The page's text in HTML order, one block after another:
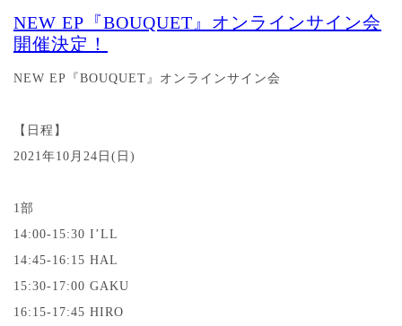
NEW EP『BOUQUET』オンラインサイン会
開催決定！
NEW EP『BOUQUET』オンラインサイン会
【日程】
2021年10月24日(日)
1部
14:00-15:30 I’LL
14:45-16:15 HAL
15:30-17:00 GAKU
16:15-17:45 HIRO